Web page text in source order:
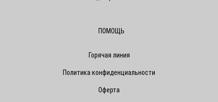
ПОМОЩЬ
Горячая линия
Политика конфиденциальности
Оферта